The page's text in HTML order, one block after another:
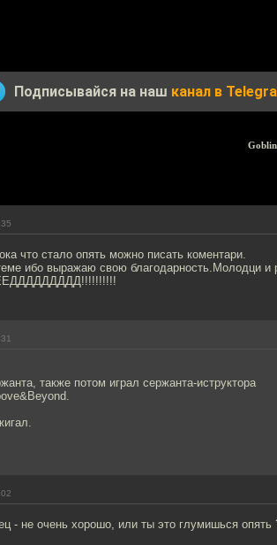
Подписывайся на наш канал в
что стало опять можно писать коментари.
ибо выражаю свою благодарность.Молодци и
также потом играл сержанта-иструктора
- не очень хорошо, или ты это глумишься опять